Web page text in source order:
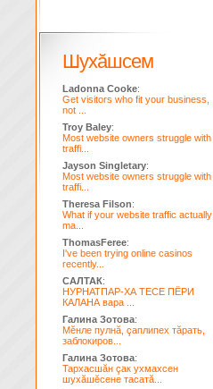
Шухăшсем
Ladonna Cooke:
Get visitors who fit your business,
not ...
Troy Baley:
Most website owners struggle with
traffi...
Jayson Singletary:
Most website owners struggle with
traffi...
Theresa Filson:
What if your website traffic actually
ma...
ThomasFeree:
I've been trying online casinos
recently...
САЛТАК:
НУРНАТПАР-ХА ТЕСЕ ПЁРИ
КАЛАНА вара ...
Галина Зотова:
Мĕнле пулнă, çаплипех тăрать,
заблокиров...
Галина Зотова:
Тархасшăн çак ухмахсен
шухăшĕсене тасатă...